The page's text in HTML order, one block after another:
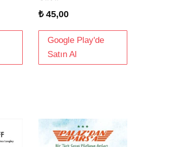
₺45,00
Google Play'de
Satın Al